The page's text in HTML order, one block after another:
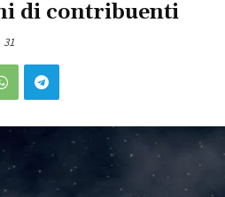
di contribuenti
31